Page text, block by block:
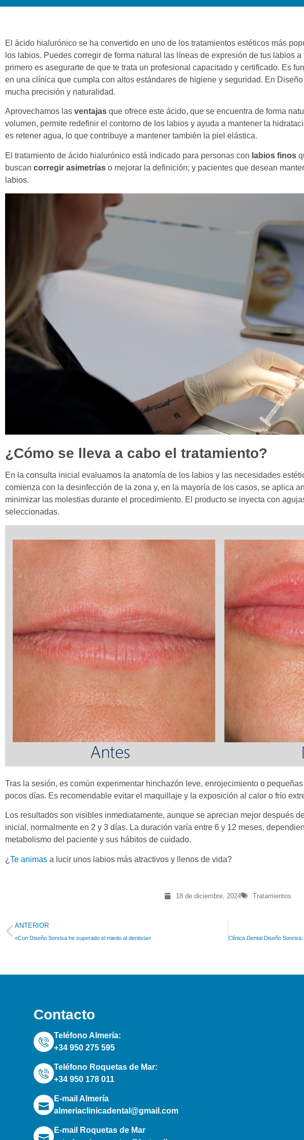
El ácido hialurónico se ha convertido en uno de los tratamientos estéticos más
los labios. Puedes corregir de forma natural las líneas de expresión de tus labios a
primero es asegurarte de que te trata un profesional capacitado y certificado. Es
en una clínica que cumpla con altos estándares de higiene y seguridad. En
mucha precisión y naturalidad.
Aprovechamos las ventajas que ofrece este ácido, que se encuentra de forma
volumen, permite redefinir el contorno de los labios y ayuda a mantener la
es retener agua, lo que contribuye a mantener también la piel elástica.
El tratamiento de ácido hialurónico está indicado para personas con labios finos
buscan corregir asimetrías o mejorar la definición; y pacientes que desean
labios.
¿Cómo se lleva a cabo el tratamiento?
En la consulta inicial evaluamos la anatomía de los labios y las necesidades
comienza con la desinfección de la zona y, en la mayoría de los casos, se aplica
minimizar las molestias durante el procedimiento. El producto se inyecta con
seleccionadas.
Tras la sesión, es común experimentar hinchazón leve, enrojecimiento o
pocos días. Es recomendable evitar el maquillaje y la exposición al calor o frío
Los resultados son visibles inmediatamente, aunque se aprecian mejor después
inicial, normalmente en 2 y 3 días. La duración varía entre 6 y 12 meses,
metabolismo del paciente y sus hábitos de cuidado.
¿ Te animas a lucir unos labios más atractivos y llenos de vida?
18 de diciembre, 2024 Tratamientos
ANTERIOR
«Con Diseño Sonrisa he superado el miedo al dentista»
Contacto
Teléfono Almería:
+34 950 275 595
Teléfono Roquetas de Mar:
+34 950 178 011
E-mail Almería
almeriaclinicadental@gmail.com
E-mail Roquetas de Mar